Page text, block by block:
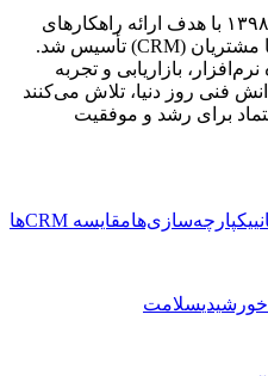
شرکت پرشین سی آر ام در سال ۱۳۹۸ با هدف ارائه راهکارهای
نوآورانه در حوزه مدیریت ارتباط با مشتریان (CRM) تأسیس شد.
بازاریابی و تجربه
فنی روز دنیا، تلاش می‌کنند
برای رشد و موفقیت
یکپارچه‌سازی‌هامقایسه CRMها
سلامت